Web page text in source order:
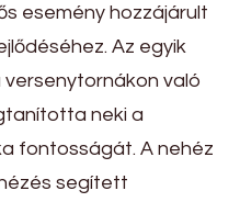
esemény hozzájárult
Az egyik
való
neki a
fontosságát. A nehéz
segített